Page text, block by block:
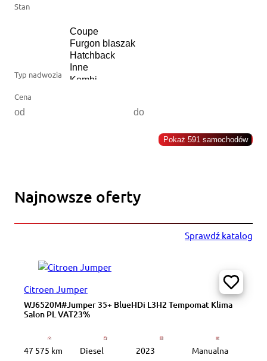
Stan
Typ nadwozia
Cena
Pokaż 591 samochodów
Najnowsze oferty
Sprawdź katalog
Citroen Jumper
WJ6520M#Jumper 35+ BlueHDi L3H2 Tempomat Klima
Salon PL VAT23%
47 575 km Diesel 2023 Manualna